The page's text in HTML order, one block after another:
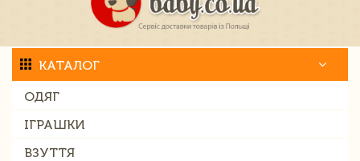
КАТАЛОГ
ОДЯГ
ІГРАШКИ
ВЗУТТЯ